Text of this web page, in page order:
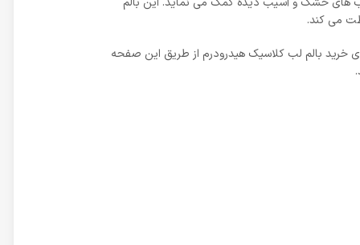
می کند.
خرید بالم لب کلاسیک هیدرودرم از طریق این صفحه